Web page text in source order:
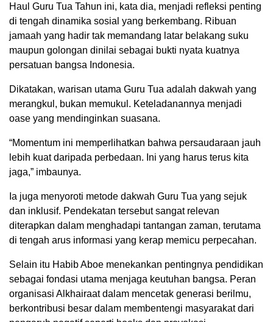
Haul Guru Tua Tahun ini, kata dia, menjadi refleksi penting
di tengah dinamika sosial yang berkembang. Ribuan
jamaah yang hadir tak memandang latar belakang suku
maupun golongan dinilai sebagai bukti nyata kuatnya
persatuan bangsa Indonesia.
Dikatakan, warisan utama Guru Tua adalah dakwah yang
merangkul, bukan memukul. Keteladanannya menjadi
oase yang mendinginkan suasana.
“Momentum ini memperlihatkan bahwa persaudaraan jauh
lebih kuat daripada perbedaan. Ini yang harus terus kita
jaga,” imbaunya.
Ia juga menyoroti metode dakwah Guru Tua yang sejuk
dan inklusif. Pendekatan tersebut sangat relevan
diterapkan dalam menghadapi tantangan zaman, terutama
di tengah arus informasi yang kerap memicu perpecahan.
Selain itu Habib Aboe menekankan pentingnya pendidikan
sebagai fondasi utama menjaga keutuhan bangsa. Peran
organisasi Alkhairaat dalam mencetak generasi berilmu,
berkontribusi besar dalam membentengi masyarakat dari